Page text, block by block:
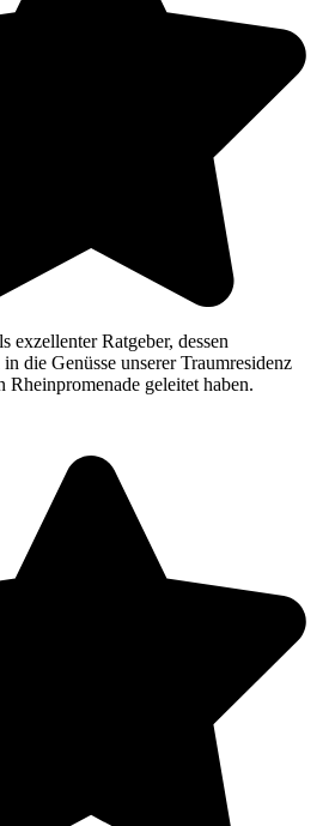
exzellenter Ratgeber, dessen
die Genüsse unserer Traumresidenz
Rheinpromenade geleitet haben.